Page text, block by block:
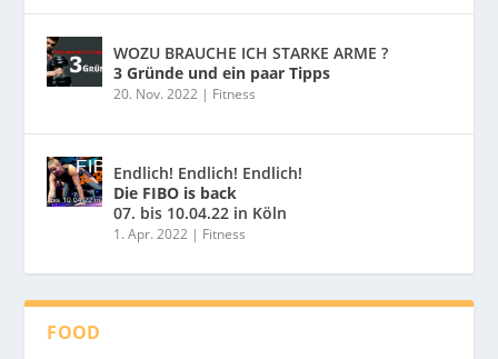
WOZU BRAUCHE ICH STARKE ARME ?
3 Gründe und ein paar Tipps
20. Nov. 2022 | Fitness
Endlich! Endlich! Endlich!
Die FIBO is back
07. bis 10.04.22 in Köln
1. Apr. 2022 | Fitness
FOOD